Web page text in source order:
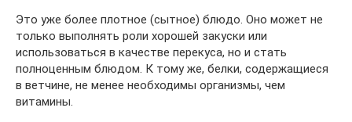
Это уже более плотное (сытное) блюдо. Оно может не
только выполнять роли хорошей закуски или
использоваться в качестве перекуса, но и стать
полноценным блюдом. К тому же, белки, содержащиеся
в ветчине, не менее необходимы организмы, чем
витамины.